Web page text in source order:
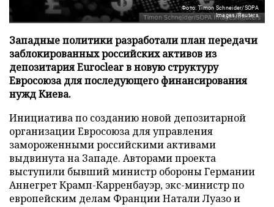
Фото: Timon Schneider/SOPA
Images/Reuters
Западные политики разработали план передачи
заблокированных российских активов из
депозитария Euroclear в новую структуру
Евросоюза для последующего финансирования
нужд Киева.
Инициатива по созданию новой депозитарной
организации Евросоюза для управления
замороженными российскими активами
выдвинута на Западе. Авторами проекта
выступили бывший министр обороны Германии
Аннегрет Крамп-Карренбауэр, экс-министр по
европейским делам Франции Натали Луазо и